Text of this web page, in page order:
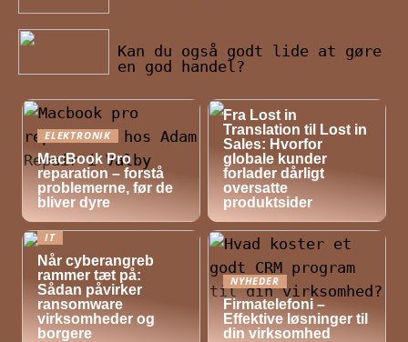
Kan du også godt lide at gøre
en god handel?
ELEKTRONIK
MacBook Pro
reparation – forstå
problemerne, før de
bliver dyre
Fra Lost in
Translation til Lost in
Sales: Hvorfor
globale kunder
forlader dårligt
oversatte
produktsider
IT
Når cyberangreb
rammer tæt på:
Sådan påvirker
ransomware
virksomheder og
borgere
NYHEDER
Firmatelefoni –
Effektive løsninger til
din virksomhed